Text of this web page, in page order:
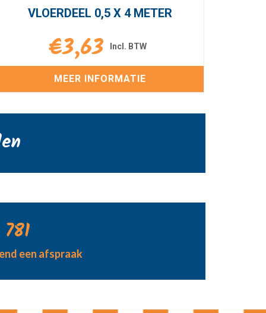
VLOERDEEL 0,5 X 4 METER
€3,63
MEER INFORMATIE
een afspraak